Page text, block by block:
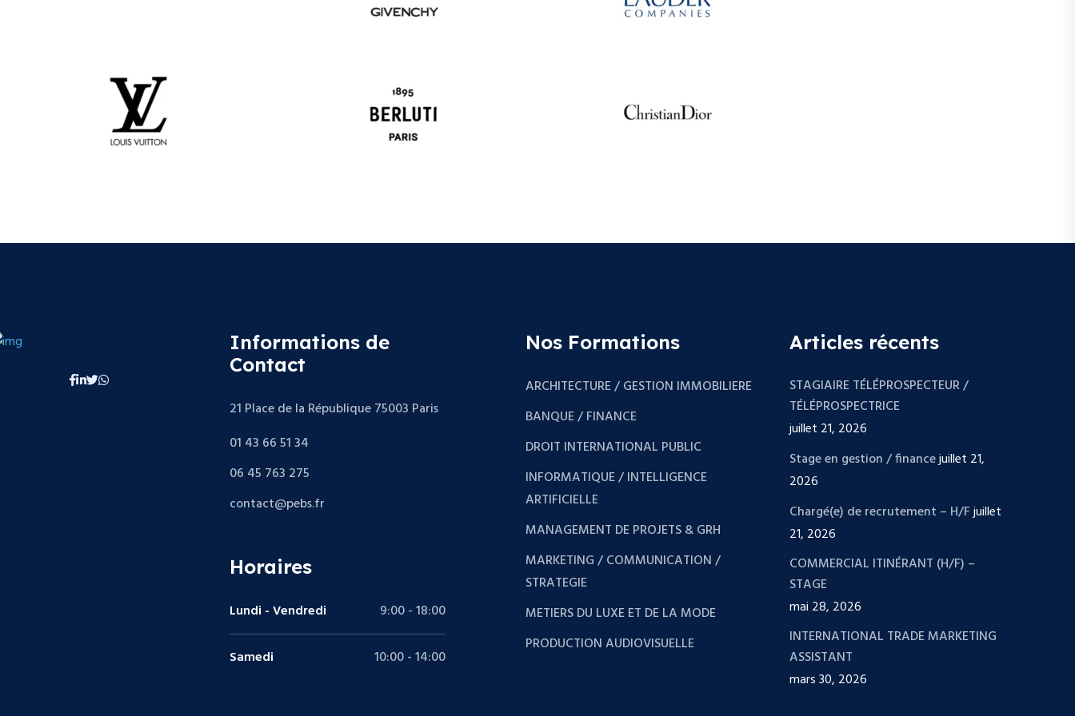
Informations de
Contact
21 Place de la République 75003 Paris
01 43 66 51 34
06 45 763 275
contact@pebs.fr
Horaires
Lundi - Vendredi 9:00 - 18:00
Samedi 10:00 - 14:00
Nos Formations
ARCHITECTURE / GESTION IMMOBILIERE
BANQUE / FINANCE
DROIT INTERNATIONAL PUBLIC
INFORMATIQUE / INTELLIGENCE
ARTIFICIELLE
MANAGEMENT DE PROJETS & GRH
MARKETING / COMMUNICATION /
STRATEGIE
METIERS DU LUXE ET DE LA MODE
PRODUCTION AUDIOVISUELLE
Articles récents
STAGIAIRE TÉLÉPROSPECTEUR /
TÉLÉPROSPECTRICE
juillet 21, 2026
Stage en gestion / financejuillet 21,
2026
Chargé(e) de recrutement – H/Fjuillet
21, 2026
COMMERCIAL ITINÉRANT (H/F) –
STAGE
mai 28, 2026
INTERNATIONAL TRADE MARKETING
ASSISTANT
mars 30, 2026